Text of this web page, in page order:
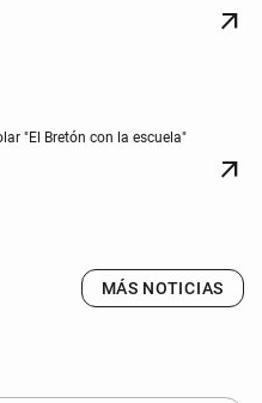
arrow_outward
"El Bretón con la escuela"
arrow_outward
MÁS NOTICIAS